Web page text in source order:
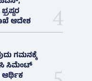
ಆದೇಶ
ಗಮನಕ್ಕೆ
ಸಿಮೆಂಟ್
ಆರ್ಥಿಕ